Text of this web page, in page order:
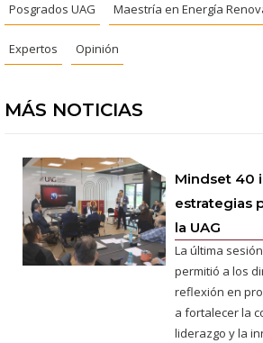
Posgrados UAG Maestría en Energía
Expertos Opinión
MÁS NOTICIAS
Mindset 40
estrategias
la UAG
La última
permitió a los
reflexión en
a fortalecer la
liderazgo y la